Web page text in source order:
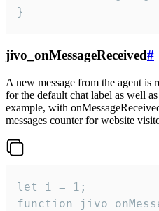
}
jivo_onMessageReceived#
A new message from the agent is
for the default chat label as well
example, with
messages counter for website
let i = 1;
function